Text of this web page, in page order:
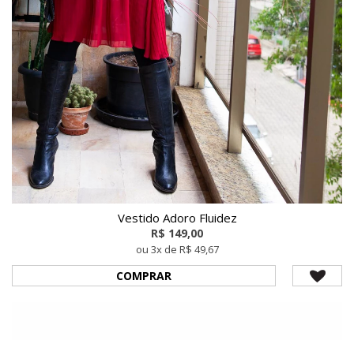
Vestido Adoro Fluidez
R$ 149,00
ou 3x de R$ 49,67
COMPRAR